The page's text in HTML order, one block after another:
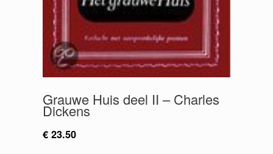
Grauwe Huis deel II – Charles
Dickens
€ 23.50